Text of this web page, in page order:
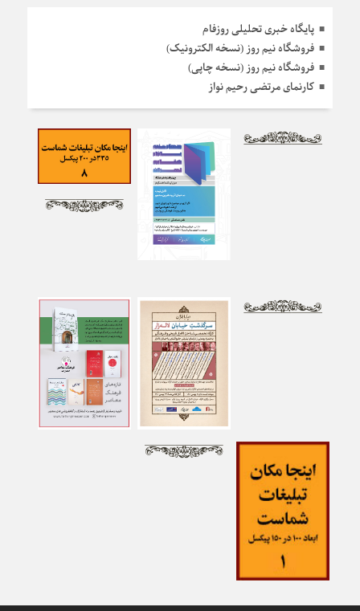
پایگاه خبری تحلیلی روزفام
فروشگاه نیم روز (نسخه الکترونیک)
فروشگاه نیم روز (نسخه چاپی)
کارنمای مرتضی رحیم نواز